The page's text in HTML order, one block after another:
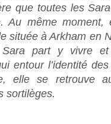
que toutes les
Au même moment,
située à Arkham en
Sara part y vivre
entour l’identité
elle se retrouve
sortilèges.